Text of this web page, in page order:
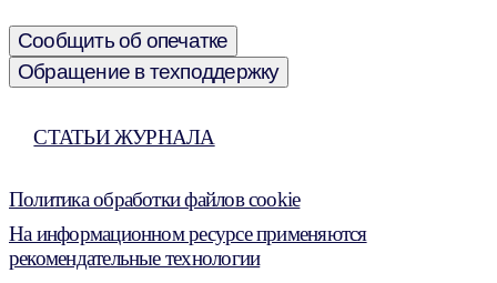
Сообщить об опечатке
Обращение в техподдержку
СТАТЬИ ЖУРНАЛА
Политика обработки файлов cookie
На информационном ресурсе применяются
рекомендательные технологии